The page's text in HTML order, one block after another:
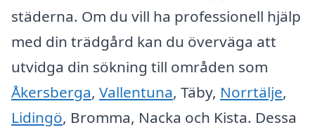
städerna. Om du vill ha professionell hjälp
med din trädgård kan du överväga att
utvidga din sökning till områden som
Åkersberga, Vallentuna, Täby, Norrtälje,
Lidingö, Bromma, Nacka och Kista. Dessa